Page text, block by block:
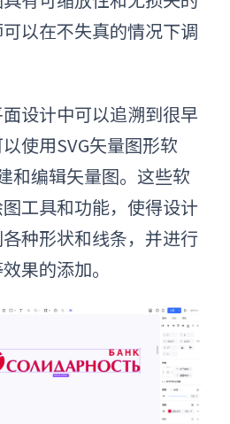
以在不失真的情况下调
设计中可以追溯到很早
使用SVG矢量图形软
和编辑矢量图。这些软
工具和功能，使得设计
种形状和线条，并进行
果的添加。